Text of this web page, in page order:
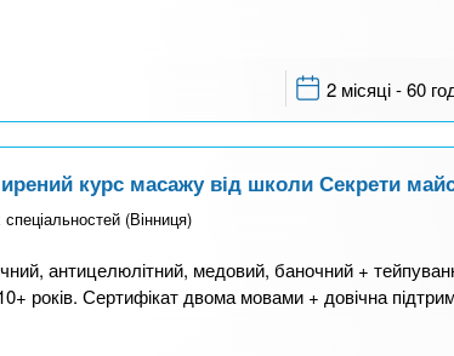
2 місяці - 60
курс масажу від школи Секрети
(Вінниця)
антицелюлітний, медовий, баночний +
років. Сертифікат двома мовами + довічна